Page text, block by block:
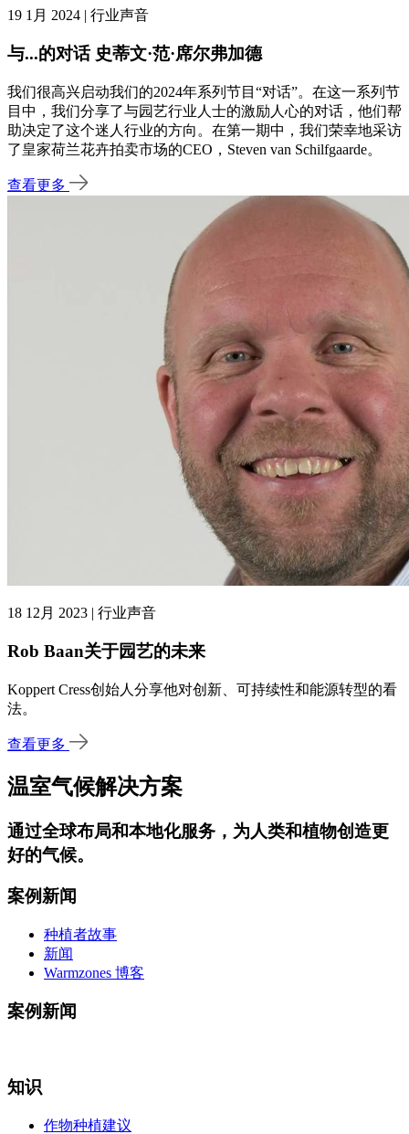
19 1月 2024 | 行业声音
与...的对话 史蒂文·范·席尔弗加德
我们很高兴启动我们的2024年系列节目“对话”。在这一系列节
目中，我们分享了与园艺行业人士的激励人心的对话，他们帮
助决定了这个迷人行业的方向。在第一期中，我们荣幸地采访
了皇家荷兰花卉拍卖市场的CEO，Steven van Schilfgaarde。
查看更多
18 12月 2023 | 行业声音
Rob Baan关于园艺的未来
Koppert Cress创始人分享他对创新、可持续性和能源转型的看
法。
查看更多
温室气候解决方案
通过全球布局和本地化服务 ，为人类和植物创造更
好的气候。
案例新闻
种植者故事
新闻
Warmzones 博客
案例新闻
知识
作物种植建议